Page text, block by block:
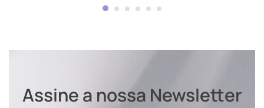
Assine a nossa Newsletter